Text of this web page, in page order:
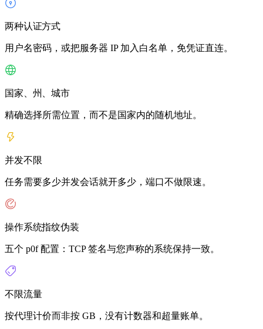
两种认证方式
用户名密码，或把服务器 IP 加入白名单，免凭证直连。
国家、州、城市
精确选择所需位置，而不是国家内的随机地址。
并发不限
任务需要多少并发会话就开多少，端口不做限速。
操作系统指纹伪装
五个 p0f 配置：TCP 签名与您声称的系统保持一致。
不限流量
按代理计价而非按 GB，没有计数器和超量账单。